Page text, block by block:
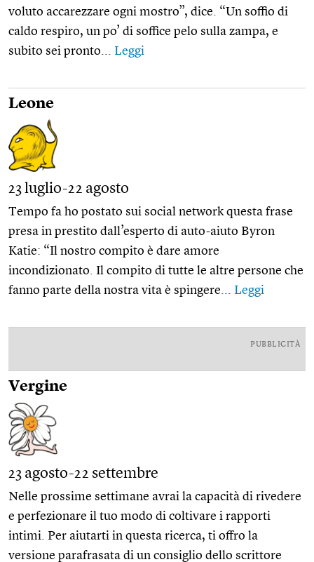
voluto accarezzare ogni mostro”, dice. “Un soffio di
caldo respiro, un po’ di soffice pelo sulla zampa, e
subito sei pronto... Leggi
Leone
23 luglio-22 agosto
Tempo fa ho postato sui social network questa frase
presa in prestito dall’esperto di auto-aiuto Byron
Katie: “Il nostro compito è dare amore
incondizionato. Il compito di tutte le altre persone che
fanno parte della nostra vita è spingere... Leggi
PUBBLICITÀ
Vergine
23 agosto-22 settembre
Nelle prossime settimane avrai la capacità di rivedere
e perfezionare il tuo modo di coltivare i rapporti
intimi. Per aiutarti in questa ricerca, ti offro la
versione parafrasata di un consiglio dello scrittore